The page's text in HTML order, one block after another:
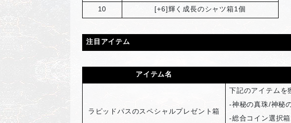
10 [+6]輝く成長のシャツ箱1個
注目アイテム
アイテム名
ラピッドパスのスペシャルプレゼント箱
下記のアイテムを
-神秘の真珠/神秘
-総合コイン選択